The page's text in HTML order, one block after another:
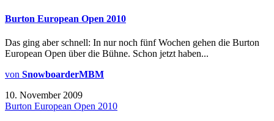
Burton European Open 2010
Das ging aber schnell: In nur noch fünf Wochen gehen die Burton
European Open über die Bühne. Schon jetzt haben...
von SnowboarderMBM
10. November 2009
Burton European Open 2010